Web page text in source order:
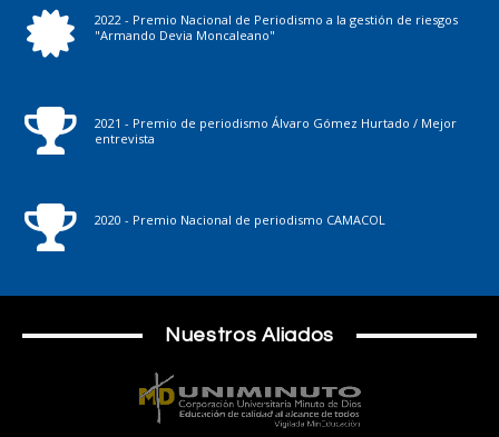
2022 - Premio Nacional de Periodismo a la gestión de riesgos
"Armando Devia Moncaleano"
2021 - Premio de periodismo Álvaro Gómez Hurtado / Mejor
entrevista
2020 - Premio Nacional de periodismo CAMACOL
Nuestros Aliados